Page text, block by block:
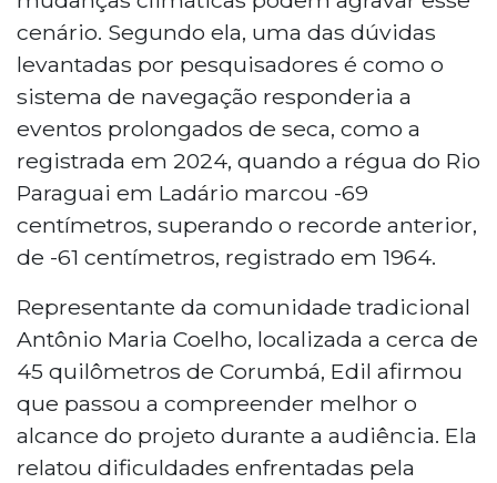
cenário. Segundo ela, uma das dúvidas
levantadas por pesquisadores é como o
sistema de navegação responderia a
eventos prolongados de seca, como a
registrada em 2024, quando a régua do Rio
Paraguai em Ladário marcou -69
centímetros, superando o recorde anterior,
de -61 centímetros, registrado em 1964.
Representante da comunidade tradicional
Antônio Maria Coelho, localizada a cerca de
45 quilômetros de Corumbá, Edil afirmou
que passou a compreender melhor o
alcance do projeto durante a audiência. Ela
relatou dificuldades enfrentadas pela